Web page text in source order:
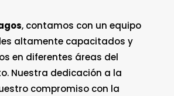
, contamos con un equipo
altamente capacitados y
en diferentes áreas del
Nuestra dedicación a la
compromiso con la